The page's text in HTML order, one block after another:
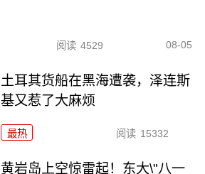
阅读 4529 08-05
土耳其货船在黑海遭袭，泽连斯
基又惹了大麻烦
最热 阅读 15332
黄岩岛上空惊雷起！东大\"八一